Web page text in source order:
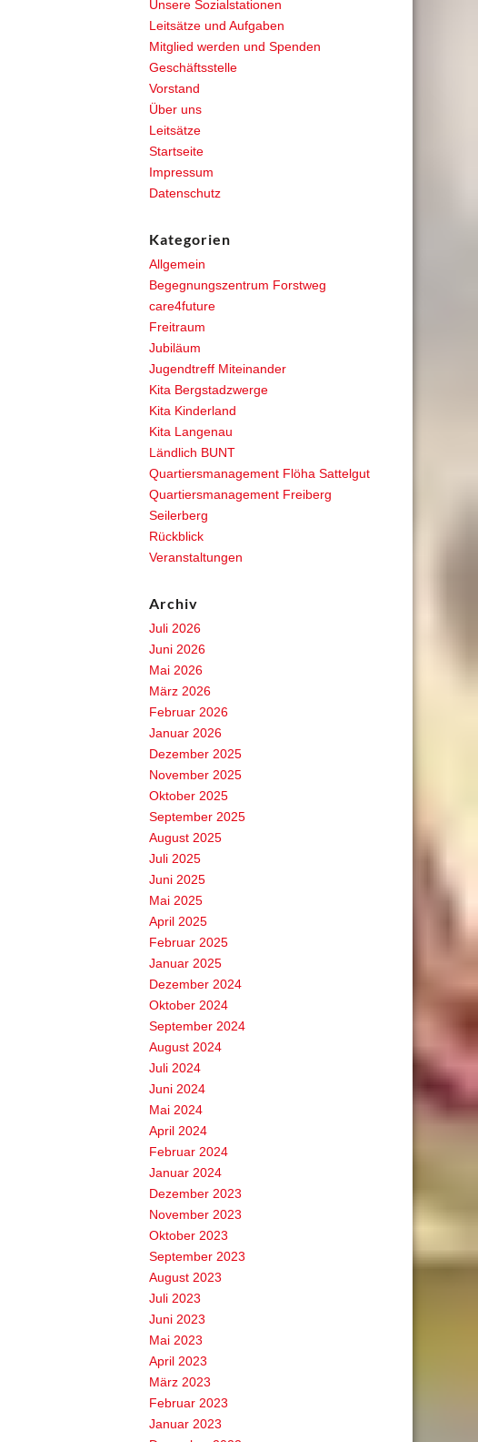
Unsere Sozialstationen
Leitsätze und Aufgaben
Mitglied werden und Spenden
Geschäftsstelle
Vorstand
Über uns
Leitsätze
Startseite
Impressum
Datenschutz
Kategorien
Allgemein
Begegnungszentrum Forstweg
care4future
Freitraum
Jubiläum
Jugendtreff Miteinander
Kita Bergstadzwerge
Kita Kinderland
Kita Langenau
Ländlich BUNT
Quartiersmanagement Flöha Sattelgut
Quartiersmanagement Freiberg
Seilerberg
Rückblick
Veranstaltungen
Archiv
Juli 2026
Juni 2026
Mai 2026
März 2026
Februar 2026
Januar 2026
Dezember 2025
November 2025
Oktober 2025
September 2025
August 2025
Juli 2025
Juni 2025
Mai 2025
April 2025
Februar 2025
Januar 2025
Dezember 2024
Oktober 2024
September 2024
August 2024
Juli 2024
Juni 2024
Mai 2024
April 2024
Februar 2024
Januar 2024
Dezember 2023
November 2023
Oktober 2023
September 2023
August 2023
Juli 2023
Juni 2023
Mai 2023
April 2023
März 2023
Februar 2023
Januar 2023